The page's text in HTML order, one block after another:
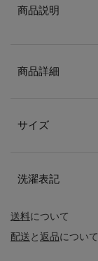
送料について
配送と返品について
商品説明
商品詳細
サイズ
洗濯表記